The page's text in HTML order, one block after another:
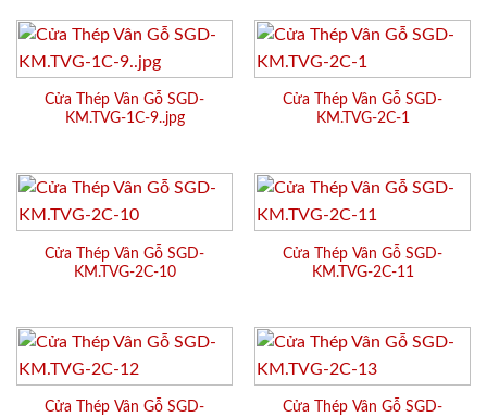
Cửa Thép Vân Gỗ SGD-
KM.TVG-1C-9..jpg
Cửa Thép Vân Gỗ SGD-
KM.TVG-2C-1
Cửa Thép Vân Gỗ SGD-
KM.TVG-2C-10
Cửa Thép Vân Gỗ SGD-
KM.TVG-2C-11
Cửa Thép Vân Gỗ SGD-
Cửa Thép Vân Gỗ SGD-